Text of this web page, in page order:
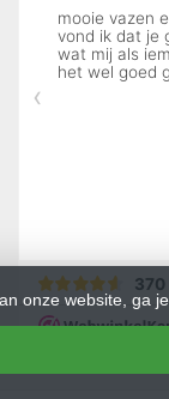
onze website, ga